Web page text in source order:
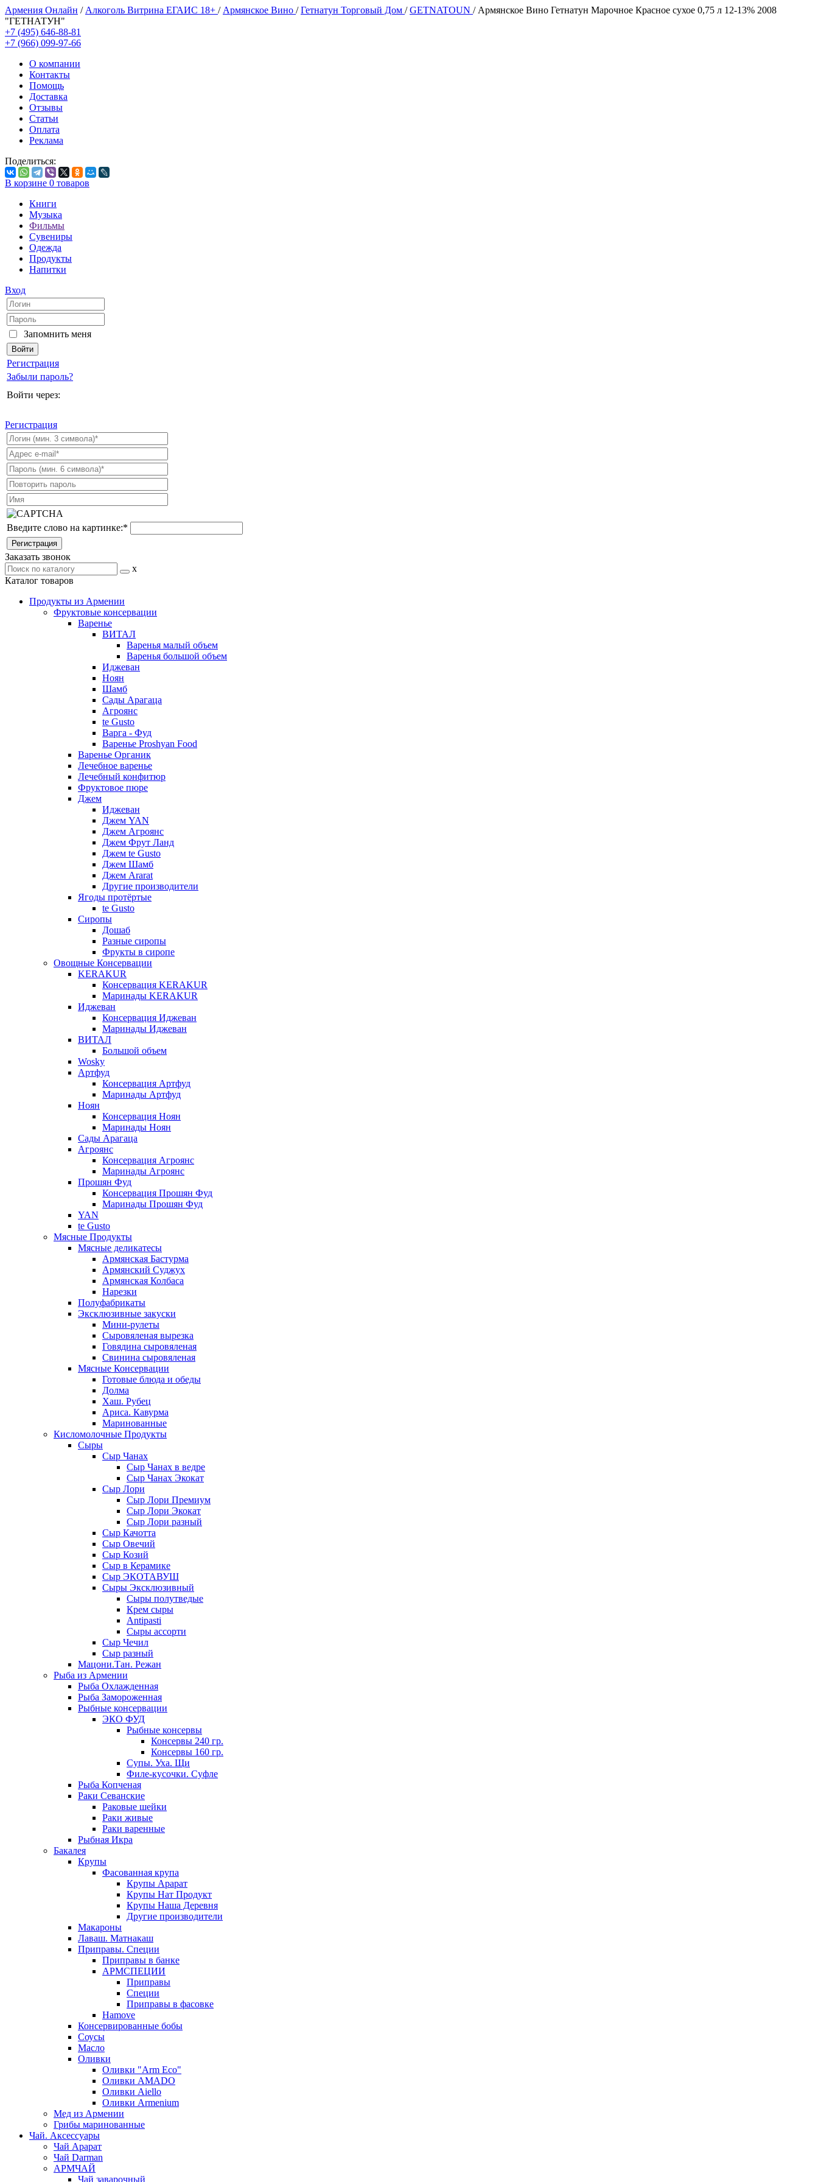
Армения Онлайн / Алкоголь Витрина ЕГАИС 18+ / Армянское Вино /Гетнатун Торговый Дом /GETNATOUN / Армянское Вино Гетнатун Марочное Красное сухое 0,75 л 12-13% 2008
"ГЕТНАТУН"
+7 (495) 646-88-81
+7 (966) 099-97-66
О компании
Контакты
Помощь
Доставка
Отзывы
Статьи
Оплата
Реклама
Поделиться:
В корзине 0 товаров
Книги
Музыка
Фильмы
Сувениры
Одежда
Продукты
Напитки
Вход
Запомнить меня
Регистрация
Забыли пароль?
Войти через:
Регистрация
Введите слово на картинке:*
Заказать звонок
x
Каталог товаров
Продукты из Армении
Фруктовые консервации
Варенье
ВИТАЛ
Варенья малый объем
Варенья большой объем
Иджеван
Ноян
Шамб
Сады Арагаца
Агроянс
te Gusto
Варга - Фуд
Варенье Proshyan Food
Варенье Органик
Лечебное варенье
Лечебный конфитюр
Фруктовое пюре
Джем
Иджеван
Джем YAN
Джем Агроянс
Джем Фрут Ланд
Джем te Gusto
Джем Шамб
Джем Ararat
Другие производители
Ягоды протёртые
te Gusto
Сиропы
Дошаб
Разные сиропы
Фрукты в сиропе
Овощные Консервации
KERAKUR
Консервация KERAKUR
Маринады KERAKUR
Иджеван
Консервация Иджеван
Маринады Иджеван
ВИТАЛ
Большой объем
Wosky
Артфуд
Консервация Артфуд
Маринады Артфуд
Ноян
Консервация Ноян
Маринады Ноян
Сады Арагаца
Агроянс
Консервация Агроянс
Маринады Агроянс
Прошян Фуд
Консервация Прошян Фуд
Маринады Прошян Фуд
YAN
te Gusto
Мясные Продукты
Мясные деликатесы
Армянская Бастурма
Армянский Суджух
Армянская Колбаса
Нарезки
Полуфабрикаты
Эксклюзивные закуски
Мини-рулеты
Сыровяленая вырезка
Говядина сыровяленая
Свинина сыровяленая
Мясные Консервации
Готовые блюда и обеды
Долма
Хаш. Рубец
Ариса. Кавурма
Маринованные
Кисломолочные Продукты
Сыры
Сыр Чанах
Сыр Чанах в ведре
Сыр Чанах Экокат
Сыр Лори
Сыр Лори Премиум
Сыр Лори Экокат
Сыр Лори разный
Сыр Качотта
Сыр Овечий
Сыр Козий
Сыр в Керамике
Сыр ЭКОТАВУШ
Сыры Эксклюзивный
Сыры полутведые
Крем сыры
Antipasti
Сыры ассорти
Сыр Чечил
Сыр разный
Мацони.Тан. Режан
Рыба из Армении
Рыба Охлажденная
Рыба Замороженная
Рыбные консервации
ЭКО ФУД
Рыбные консервы
Консервы 240 гр.
Консервы 160 гр.
Супы. Уха. Щи
Филе-кусочки. Суфле
Рыба Копченая
Раки Севанские
Раковые шейки
Раки живые
Раки варенные
Рыбная Икра
Бакалея
Крупы
Фасованная крупа
Крупы Арарат
Крупы Нат Продукт
Крупы Наша Деревня
Другие производители
Макароны
Лаваш. Матнакаш
Приправы. Специи
Приправы в банке
АРМСПЕЦИИ
Приправы
Специи
Приправы в фасовке
Hamove
Консервированные бобы
Соусы
Масло
Оливки
Оливки "Arm Eco"
Оливки AMADO
Оливки Aiello
Оливки Armenium
Мед из Армении
Грибы маринованные
Чай. Аксессуары
Чай Арарат
Чай Darman
АРМЧАЙ
Чай заварочный